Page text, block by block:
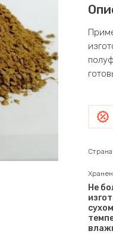
Не